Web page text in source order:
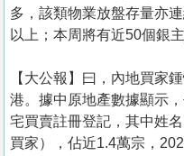
多，該類物業放盤存量亦
以上；本周將有近50個銀
【大公報】曰，內地買家
港。據中原地產數據顯示
宅買賣註冊登記，其中姓
買家），佔近1.4萬宗，